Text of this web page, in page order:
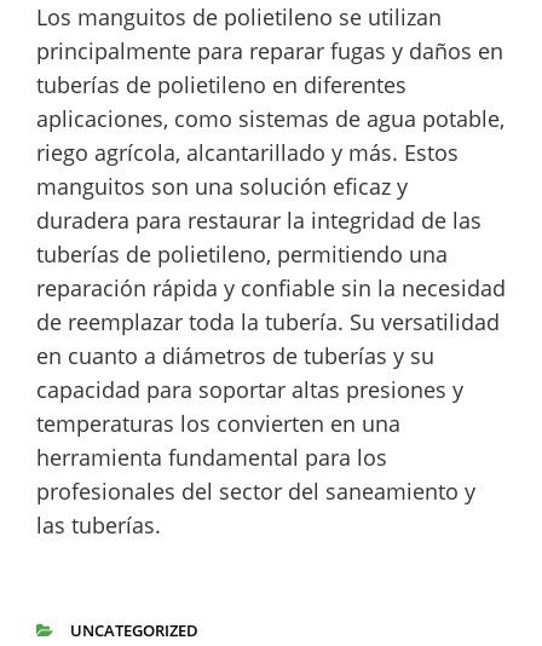
Los manguitos de polietileno se utilizan
principalmente para reparar fugas y daños en
tuberías de polietileno en diferentes
aplicaciones, como sistemas de agua potable,
riego agrícola, alcantarillado y más. Estos
manguitos son una solución eficaz y
duradera para restaurar la integridad de las
tuberías de polietileno, permitiendo una
reparación rápida y confiable sin la necesidad
de reemplazar toda la tubería. Su versatilidad
en cuanto a diámetros de tuberías y su
capacidad para soportar altas presiones y
temperaturas los convierten en una
herramienta fundamental para los
profesionales del sector del saneamiento y
las tuberías.
UNCATEGORIZED